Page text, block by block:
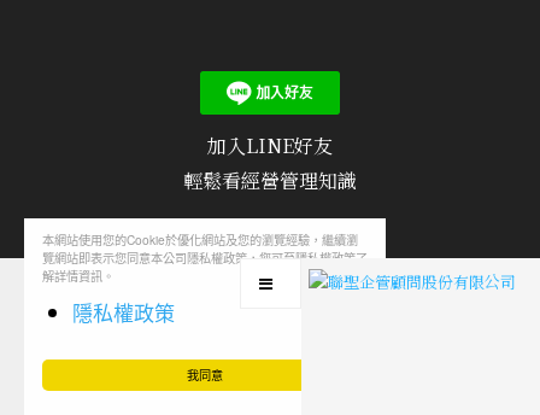
本網站使用您的Cookie於優化網站及您的瀏覽經驗，繼續瀏
覽網站即表示您同意本公司隱私權政策，您可至隱私權政策了
解詳情資訊。
隱私權政策
我同意
加入LINE好友
輕鬆看經營管理知識
隱私權政策/使用條款 聯絡我們/ 文章投稿